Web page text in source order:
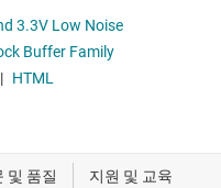
| HTML